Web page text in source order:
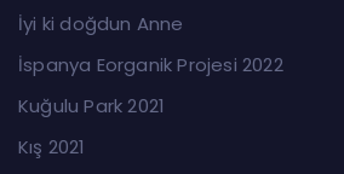
İyi ki doğdun Anne
İspanya Eorganik Projesi 2022
Kuğulu Park 2021
Kış 2021